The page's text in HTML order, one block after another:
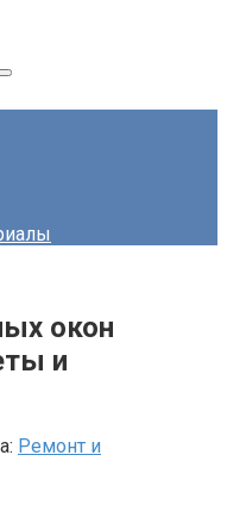
окон
и
Ремонт и